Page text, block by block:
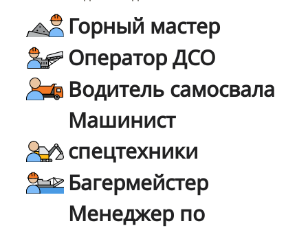
Горный мастер
Оператор ДСО
Водитель самосвала
Машинист
спецтехники
Багермейстер
Менеджер по